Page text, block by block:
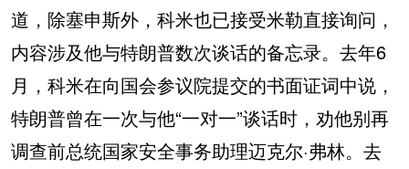
道，除塞申斯外，科米也已接受米勒直接询问，
内容涉及他与特朗普数次谈话的备忘录。去年6
月，科米在向国会参议院提交的书面证词中说，
特朗普曾在一次与他“一对一”谈话时，劝他别再
调查前总统国家安全事务助理迈克尔·弗林。去